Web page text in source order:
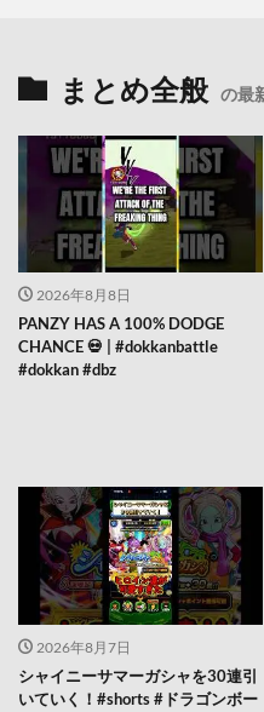
まとめ全般 の最
2026年8月8日
PANZY HAS A 100% DODGE
CHANCE 💀 | #dokkanbattle
#dokkan #dbz
2026年8月7日
シャイニーサマーガシャを30連引
いていく！#shorts #ドラゴンボー